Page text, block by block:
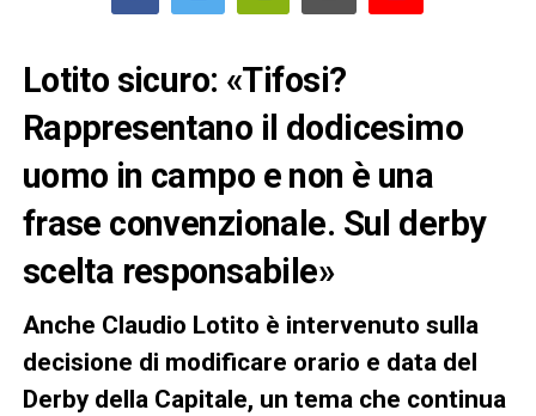
Lotito sicuro: «Tifosi?
Rappresentano il dodicesimo
uomo in campo e non è una
frase convenzionale. Sul derby
scelta responsabile»
Anche Claudio Lotito è intervenuto sulla
decisione di modificare orario e data del
Derby della Capitale, un tema che continua